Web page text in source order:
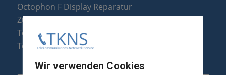
Octophon F Display Reparatur
Zubehör & Ersatzteile
Telefonanlagen Optimierung
Telefonanlagen Erweiterung
Wir verwenden Cookies